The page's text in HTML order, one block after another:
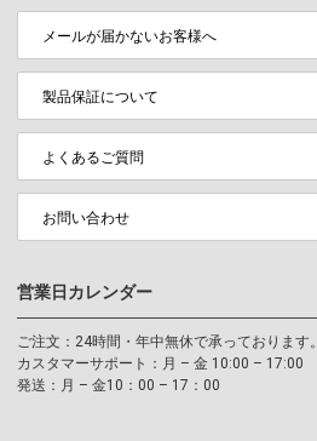
メールが届かないお客様へ
製品保証について
よくあるご質問
お問い合わせ
営業日カレンダー
ご注文：24時間・年中無休で承っております。
カスタマーサポート：月 – 金 10:00 – 17:00
発送：月 – 金10：00 – 17：00